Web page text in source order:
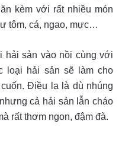
kèm với rất nhiều món
tôm, cá, ngao, mực…
hải sản vào nồi cùng với
loại hải sản sẽ làm cho
Điều lạ là dù nhúng
cả hải sản lẫn cháo
rất thơm ngon, đậm đà.